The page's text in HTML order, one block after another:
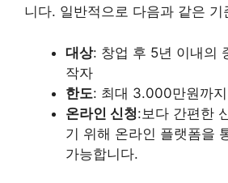
니다. 일반적으로 다음과 같은 기
대상: 창업 후 5년 이내의
작자
한도: 최대 3.000만원까
온라인 신청:보다 간편한
기 위해 온라인 플랫폼을
가능합니다.